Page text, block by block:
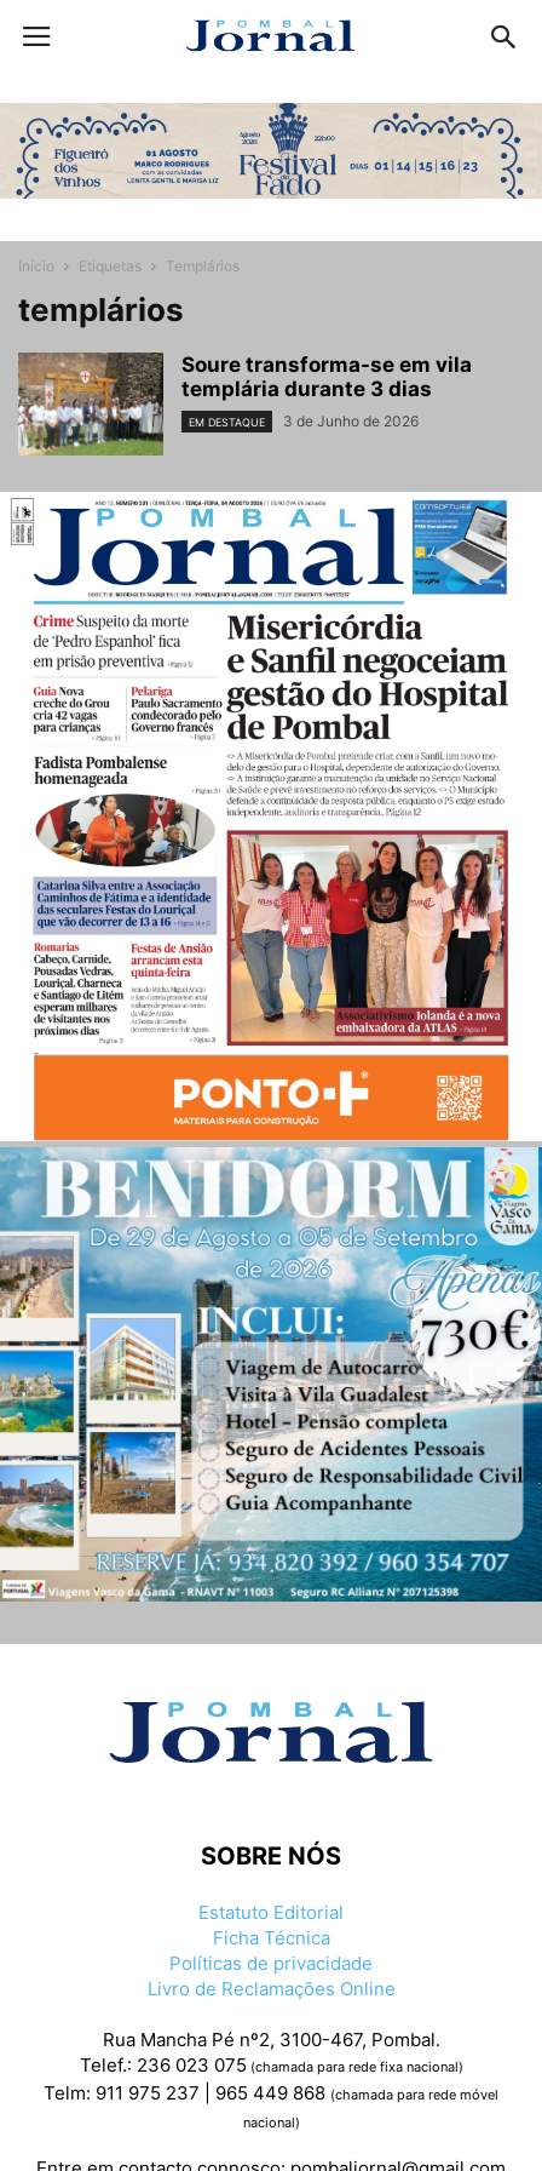
Início Etiquetas Templários
templários
Soure transforma-se em vila
templária durante 3 dias
EM DESTAQUE 3 de Junho de 2026
SOBRE NÓS
Estatuto Editorial
Ficha Técnica
Políticas de privacidade
Livro de Reclamações Online
Rua Mancha Pé nº2, 3100-467, Pombal.
Telef.: 236 023 075 (chamada para rede fixa nacional)
Telm: 911 975 237 | 965 449 868 (chamada para rede móvel
nacional)